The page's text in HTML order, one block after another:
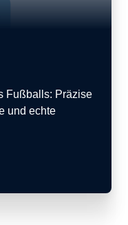
Fußballs: Präzise
und echte